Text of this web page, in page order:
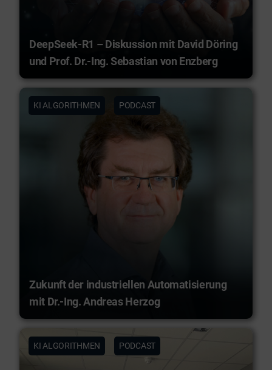
DeepSeek-R1 – Diskussion mit David Döring
und Prof. Dr.-Ing. Sebastian von Enzberg
Zukunft der industriellen Automatisierung
mit Dr.-Ing. Andreas Herzog
KI ALGORITHMEN PODCAST
KI ALGORITHMEN PODCAST